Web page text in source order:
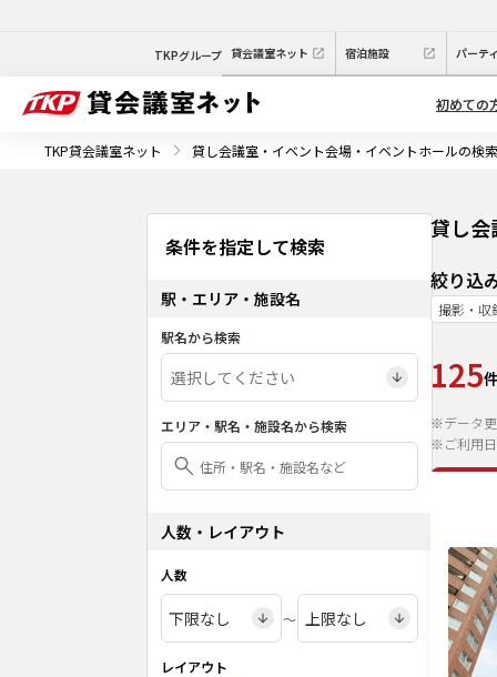
TKPグループ 貸会議室ネット 宿泊施設 パーテ
初めての
TKP貸会議室ネット 貸し会議室・イベント会場・イベントホールの検
条件を指定して検索
駅・エリア・施設名
駅名から検索
エリア・駅名・施設名から検索
人数・レイアウト
人数
〜
レイアウト
貸し会
絞り込
撮影・収
125
※データ
※ご利用日